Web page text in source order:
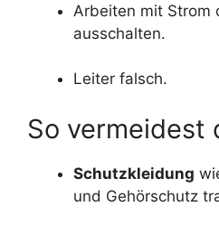
Arbeiten mit Strom
ausschalten.
Leiter falsch.
So vermeidest
Schutzkleidung
und Gehörschutz